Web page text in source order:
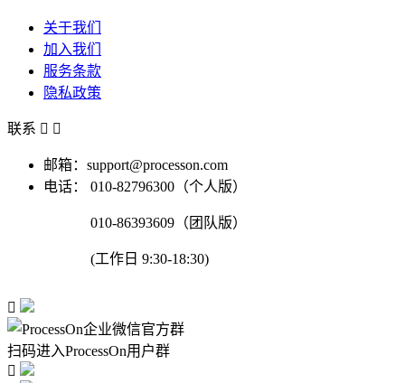
关于我们
加入我们
服务条款
隐私政策
联系  
邮箱：support@processon.com
电话：
010-82796300（个人版）
010-86393609（团队版）
(工作日 9:30-18:30)

扫码进入ProcessOn用户群
